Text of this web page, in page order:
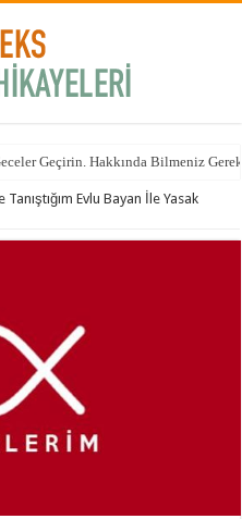
Geçirin. Hakkında Bilmeniz
Tanıştığım Evlu Bayan İle Yasak